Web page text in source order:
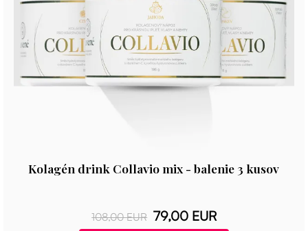
Kolagén drink Collavio mix - balenie 3 kusov
108,00 EUR 79,00 EUR